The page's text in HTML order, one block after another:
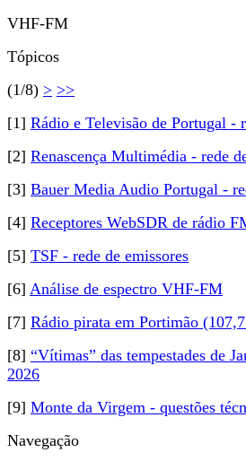
VHF-FM
Tópicos
(1/8) > >>
[1] Rádio e Televisão de Portugal -
[2] Renascença Multimédia - rede
[3] Bauer Media Audio Portugal -
[4] Receptores WebSDR de rádio
[5] TSF - rede de emissores
[6] Análise de espectro VHF-FM
[7] Rádio pirata em Portimão
[8] “Vítimas” das tempestades de
2026
[9] Monte da Virgem - questões
Navegação